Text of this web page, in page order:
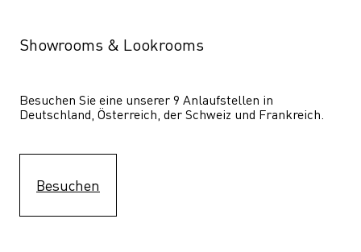
Showrooms & Lookrooms
Besuchen Sie eine unserer 9 Anlaufstellen in
Deutschland, Österreich, der Schweiz und Frankreich.
Besuchen